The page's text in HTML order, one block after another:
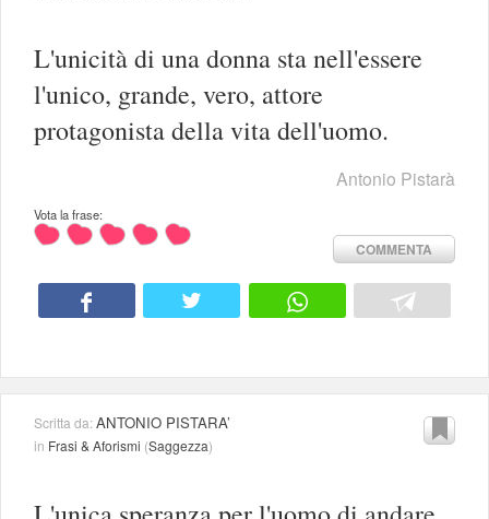
L'unicità di una donna sta nell'essere
l'unico, grande, vero, attore
protagonista della vita dell'uomo.
Antonio Pistarà
Vota la frase:
COMMENTA
Scritta da:ANTONIO PISTARA’
in Frasi & Aforismi (Saggezza)